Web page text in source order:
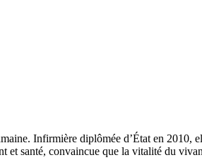
Infirmière diplômée d’État en 2010,
et santé, convaincue que la vitalité du